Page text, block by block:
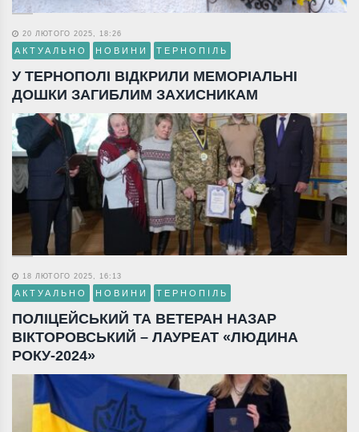
20 ЛЮТОГО 2025, 18:26
АКТУАЛЬНО НОВИНИ ТЕРНОПІЛЬ
У ТЕРНОПОЛІ ВІДКРИЛИ МЕМОРІАЛЬНІ
ДОШКИ ЗАГИБЛИМ ЗАХИСНИКАМ
18 ЛЮТОГО 2025, 16:13
АКТУАЛЬНО НОВИНИ ТЕРНОПІЛЬ
ПОЛІЦЕЙСЬКИЙ ТА ВЕТЕРАН НАЗАР
ВІКТОРОВСЬКИЙ – ЛАУРЕАТ «ЛЮДИНА
РОКУ-2024»